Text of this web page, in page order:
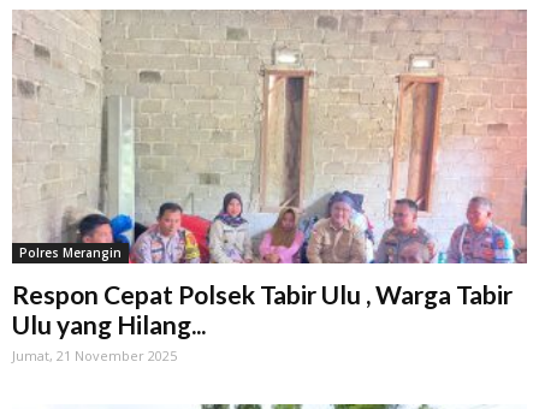
Polres Merangin
Respon Cepat Polsek Tabir Ulu , Warga Tabir
Ulu yang Hilang...
Jumat, 21 November 2025